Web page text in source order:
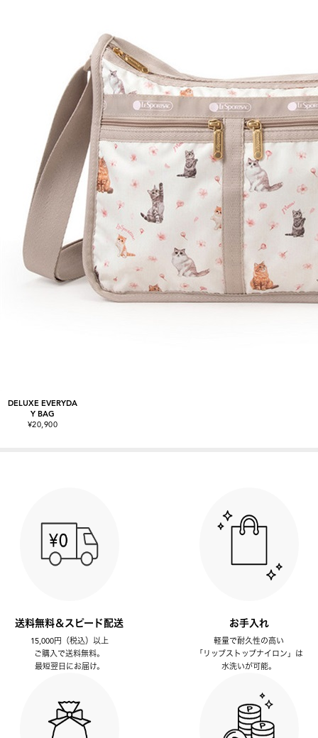
DELUXE EVERYDA
Y BAG
¥20,900
送料無料＆スピード配送
15,000円（税込）以上
ご購入で送料無料。
最短翌日にお届け。
お手入れ
軽量で耐久性の高い
「リップストップナイロン」は
水洗いが可能。